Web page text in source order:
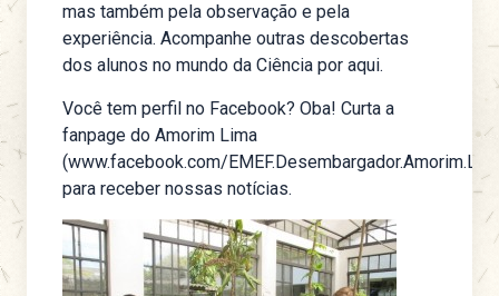
mas também pela observação e pela
experiência. Acompanhe outras descobertas
dos alunos no mundo da Ciência por aqui.
Você tem perfil no Facebook? Oba! Curta a
fanpage do Amorim Lima
(www.facebook.com/
para receber nossas notícias.